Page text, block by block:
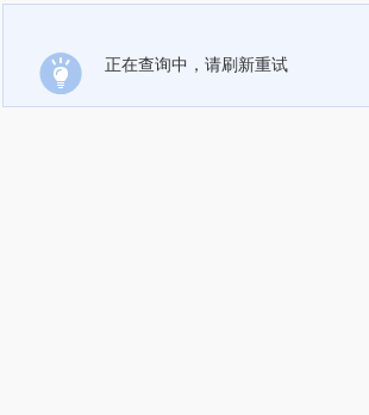
正在查询中，请刷新重试